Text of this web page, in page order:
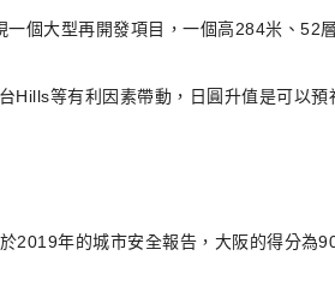
個大型再開發項目，一個高284米、52
Hills等有利因素帶動，日圓升值是可以
年的城市安全報告，大阪的得分為